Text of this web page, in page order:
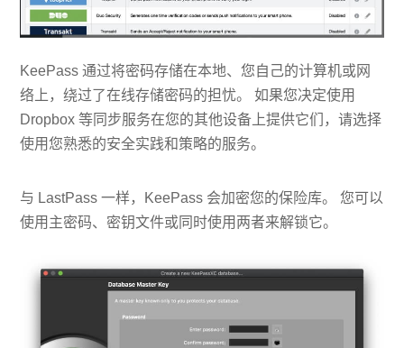
KeePass 通过将密码存储在本地、您自己的计算机或网
络上，绕过了在线存储密码的担忧。 如果您决定使用
Dropbox 等同步服务在您的其他设备上提供它们，请选择
使用您熟悉的安全实践和策略的服务。
与 LastPass 一样，KeePass 会加密您的保险库。 您可以
使用主密码、密钥文件或同时使用两者来解锁它。